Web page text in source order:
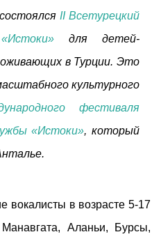
II Всетурецкий
для детей-
в Турции. Это
культурного
фестиваля
«Истоки», который
вокалисты в возрасте 5-17
Аланьи, Бурсы,